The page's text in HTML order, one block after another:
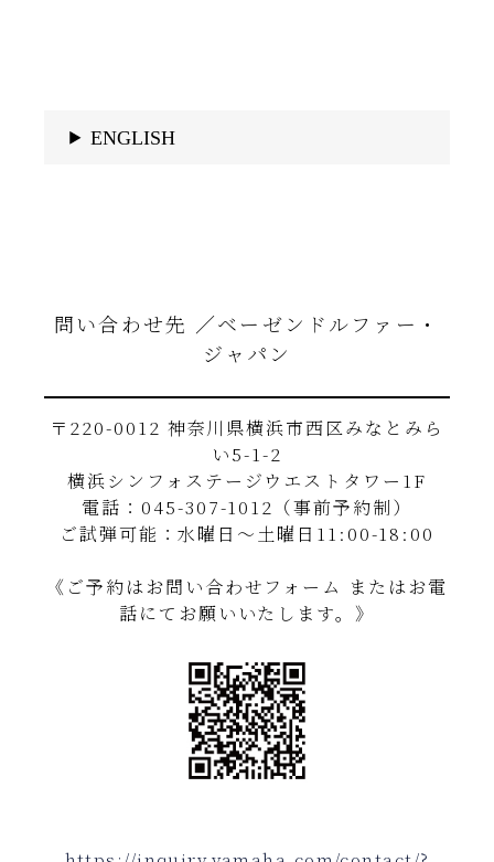
ENGLISH
問い合わせ先 ／ベーゼンドルファー・
ジャパン
〒220-0012 神奈川県横浜市西区みなとみら
い5-1-2
横浜シンフォステージウエストタワー1F
電話：045-307-1012（事前予約制）
ご試弾可能：水曜日～土曜日11:00-18:00
《ご予約はお問い合わせフォーム またはお電
話にてお願いいたします。》